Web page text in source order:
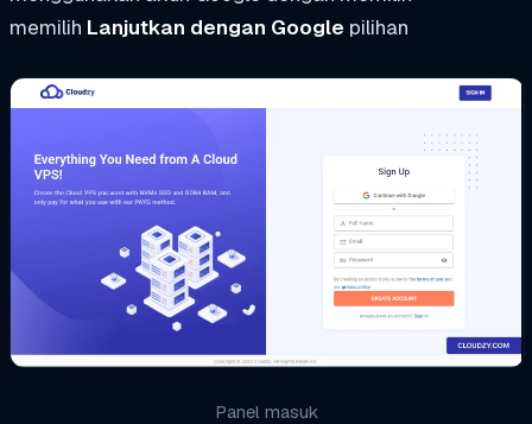
memilih Lanjutkan dengan Google pilihan
Panel masuk